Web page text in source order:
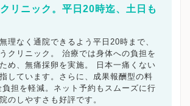
リニック。平日20時迄、土日も
理なく通院できるよう平日20時まで、
クリニック。 治療では身体への負担を
め、無痛採卵を実施。 日本一痛くない
しています。さらに、成果報酬型の料
担を軽減。ネット予約もスムーズに行
のしやすさも好評です。